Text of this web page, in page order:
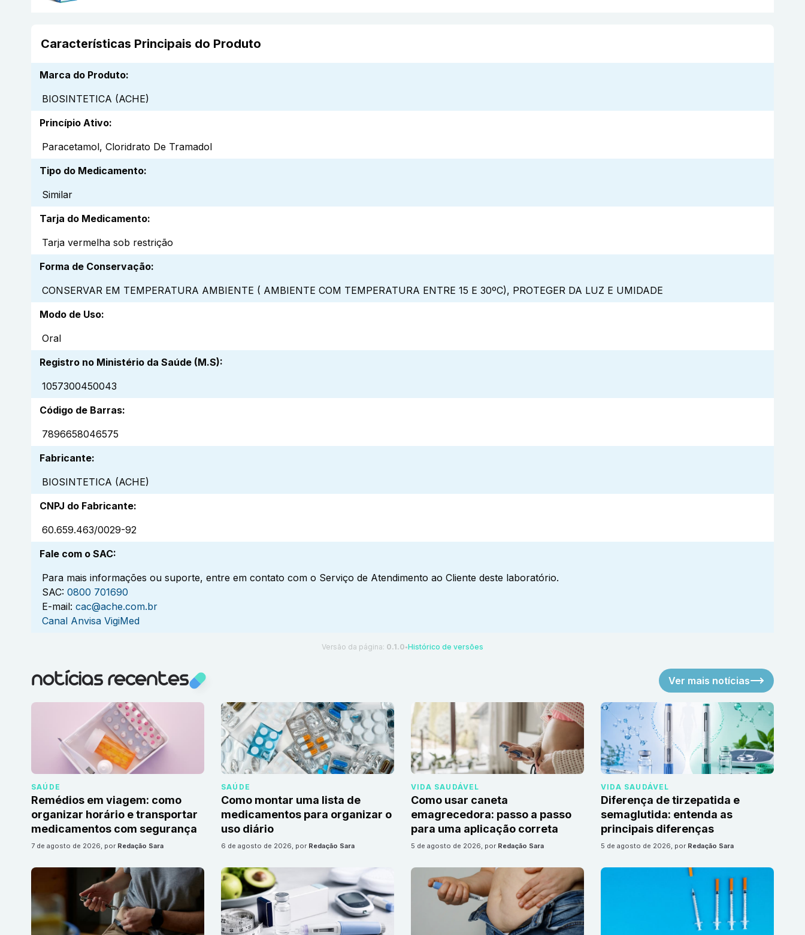
Características Principais do Produto
Marca do Produto:
BIOSINTETICA (ACHE)
Princípio Ativo:
Paracetamol, Cloridrato De Tramadol
Tipo do Medicamento:
Similar
Tarja do Medicamento:
Tarja vermelha sob restrição
Forma de Conservação:
CONSERVAR EM TEMPERATURA AMBIENTE ( AMBIENTE COM TEMPERATURA ENTRE 15 E 30ºC), PROTEGER DA LUZ E UMIDADE
Modo de Uso:
Oral
Registro no Ministério da Saúde (M.S):
1057300450043
Código de Barras:
7896658046575
Fabricante:
BIOSINTETICA (ACHE)
CNPJ do Fabricante:
60.659.463/0029-92
Fale com o SAC:
Para mais informações ou suporte, entre em contato com o Serviço de Atendimento ao Cliente deste laboratório.
SAC: 0800 701690
E-mail: cac@ache.com.br
Canal Anvisa VigiMed
Versão da página: 0.1.0 ●Histórico de versões
notícias recentes Ver mais notícias
SAÚDE
Remédios em viagem: como
organizar horário e transportar
medicamentos com segurança
7 de agosto de 2026, por Redação Sara
SAÚDE
Como montar uma lista de
medicamentos para organizar o
uso diário
6 de agosto de 2026, por Redação Sara
VIDA SAUDÁVEL
Como usar caneta
emagrecedora: passo a passo
para uma aplicação correta
5 de agosto de 2026, por Redação Sara
VIDA SAUDÁVEL
Diferença de tirzepatida e
semaglutida: entenda as
principais diferenças
5 de agosto de 2026, por Redação Sara